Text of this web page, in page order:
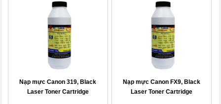
Nạp mực Canon 319, Black
Laser Toner Cartridge
Nạp mực Canon FX9, Black
Laser Toner Cartridge